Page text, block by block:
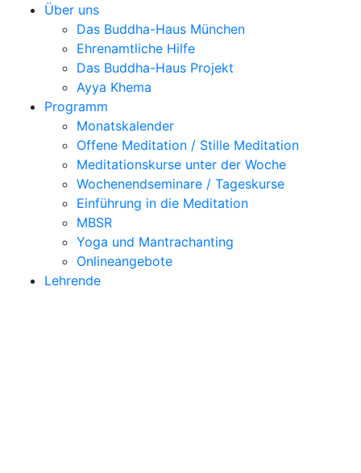
Über uns
Das Buddha-Haus München
Ehrenamtliche Hilfe
Das Buddha-Haus Projekt
Ayya Khema
Programm
Monatskalender
Offene Meditation / Stille Meditation
Meditationskurse unter der Woche
Wochenendseminare / Tageskurse
Einführung in die Meditation
MBSR
Yoga und Mantrachanting
Onlineangebote
Lehrende